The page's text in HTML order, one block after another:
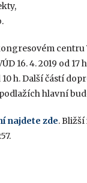
centru
16. 4. 2019 od 17
10 h. Další částí
hlavní
najdete zde.